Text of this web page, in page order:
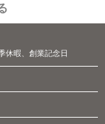
休暇、創業記念日